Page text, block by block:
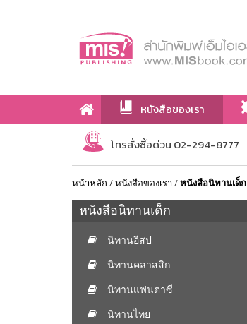
หนังสือของเรา
เกี่ยวกับเรา
โทรสั่งซื้อด่วน 02-294-8777
หน้าหลัก /หนังสือของเรา /หนังสือนิทานเด็ก
หนังสือนิทานเด็ก
นิทานอีสป
นิทานคลาสสิก
นิทานแฟนตาซี
นิทานไทย